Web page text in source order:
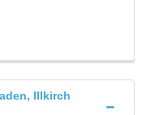
Illkirch